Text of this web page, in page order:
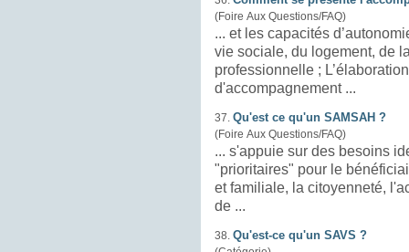
(Foire Aux Questions/FAQ)
... et les capacités
vie sociale, du logement, de
professionnelle ; L’élaboration d’un projet individualisé
d'accompagnement ...
37. Qu'est ce qu'un SAMSAH ?
(Foire Aux Questions/FAQ)
... s'appuie sur des besoins
"prioritaires" pour le
et familiale, la citoyenneté, l'accès
de ...
38. Qu'est-ce qu'un SAVS ?